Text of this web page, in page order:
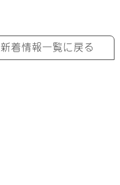
新着情報一覧に戻る